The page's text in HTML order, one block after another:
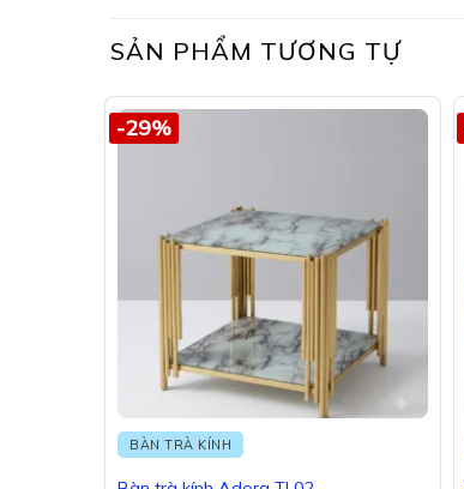
SẢN PHẨM TƯƠNG TỰ
-29%
BÀN TRÀ KÍNH